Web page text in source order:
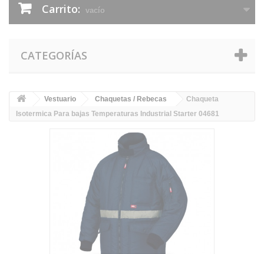
Carrito: vacío
CATEGORÍAS
Vestuario Chaquetas / Rebecas
Chaqueta
Isotermica Para bajas Temperaturas Industrial Starter 04681